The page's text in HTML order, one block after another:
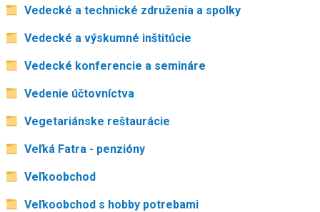
Vedecké a technické združenia a spolky
Vedecké a výskumné inštitúcie
Vedecké konferencie a semináre
Vedenie účtovníctva
Vegetariánske reštaurácie
Veľká Fatra - penzióny
Veľkoobchod
Veľkoobchod s hobby potrebami